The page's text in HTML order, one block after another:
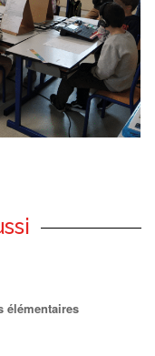
élémentaires